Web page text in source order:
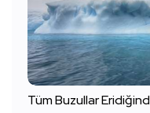
Tüm Buzullar